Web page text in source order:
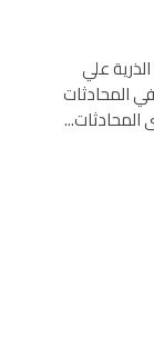
علي
المحادثات
المحادثات...